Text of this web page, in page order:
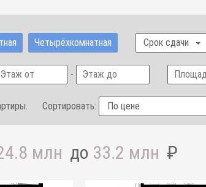
Четырёхкомнатная Срок сдачи
-
Сортировать:
млн до 33.2 млн ₽